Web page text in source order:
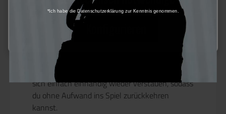
MOLLE-Reihe, wodurch es perfekt an Westen,
Plattenträgern oder Rigs befestigt werden
kann. Mit einem einfachen Zug an der
abgerundeten Lasche
sofort heraus und ist somit in Sekunden
einsatzbereit. Nach der Trefferanzeige lässt es
sicheinfach einhändig wieder verstauen, sodass
du ohne Aufwand ins Spiel zurückkehren
kannst.
*Ich habe die Datenschutzerklärung zur Kenntnis genommen.